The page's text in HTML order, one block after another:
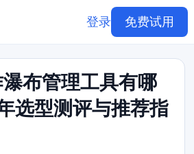
登录 免费试用
布管理工具有哪
选型测评与推荐指